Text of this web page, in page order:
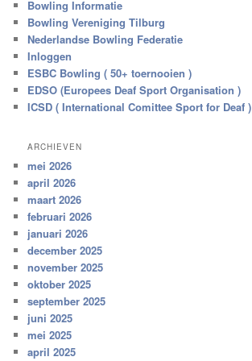
Bowling Informatie
Bowling Vereniging Tilburg
Nederlandse Bowling Federatie
Inloggen
ESBC Bowling ( 50+ toernooien )
EDSO (Europees Deaf Sport Organisation )
ICSD ( International Comittee Sport for Deaf )
ARCHIEVEN
mei 2026
april 2026
maart 2026
februari 2026
januari 2026
december 2025
november 2025
oktober 2025
september 2025
juni 2025
mei 2025
april 2025